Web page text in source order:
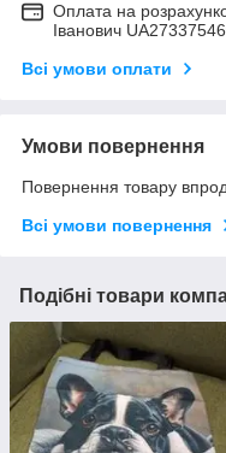
Оплата на
Іванович
Всі умови оплати
Умови повернення
Повернення товару
Всі умови повернення
Подібні товари